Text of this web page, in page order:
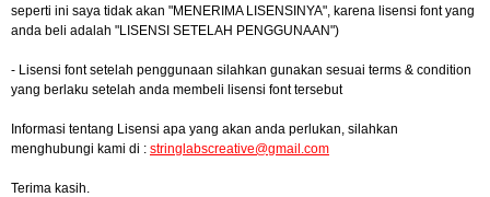
seperti ini saya tidak akan "MENERIMA LISENSINYA", karena lisensi font yang
anda beli adalah "LISENSI SETELAH PENGGUNAAN")
- Lisensi font setelah penggunaan silahkan gunakan sesuai terms & condition
yang berlaku setelah anda membeli lisensi font tersebut
Informasi tentang Lisensi apa yang akan anda perlukan, silahkan
menghubungi kami di : stringlabscreative@gmail.com
Terima kasih.